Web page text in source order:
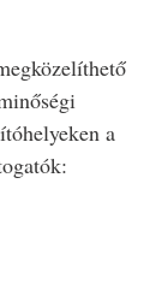
a